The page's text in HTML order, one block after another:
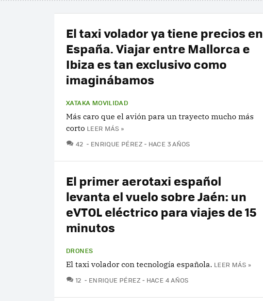
El taxi volador ya tiene precios en
España. Viajar entre Mallorca e
Ibiza es tan exclusivo como
imaginábamos
XATAKA MOVILIDAD
Más caro que el avión para un trayecto mucho más
corto LEER MÁS »
42 COMENTARIOS
ENRIQUE PÉREZ HACE 3 AÑOS
El primer aerotaxi español
levanta el vuelo sobre Jaén: un
eVTOL eléctrico para viajes de 15
minutos
DRONES
El taxi volador con tecnología española. LEER MÁS »
12 COMENTARIOS
ENRIQUE PÉREZ HACE 4 AÑOS